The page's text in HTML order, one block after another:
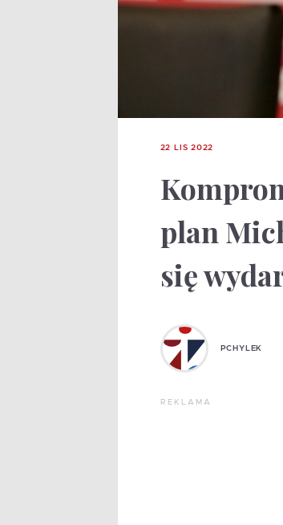
22 LIS 2022
plan
się
PCHYLEK
REKLAMA